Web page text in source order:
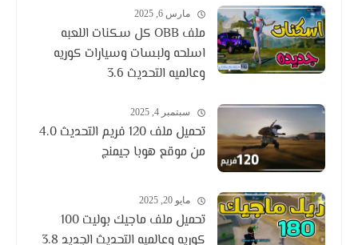
مارس 6, 2025
ملف OBB كل سكنات اللعبه
اسلحه ولبسات وسيارات كوريه
وعالميه التحديث 3.6
سبتمبر 4, 2025
تحميل ملف 120 فريم التحديث 4.0
من موقع هوبا جيمنج
مايو 20, 2025
تحميل ملف ماجيك بوليت 100
كوريه وعالميه التحديث الجديد 3.8